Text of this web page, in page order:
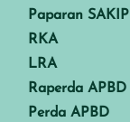
Paparan SAKIP
RKA
LRA
Raperda APBD
Perda APBD